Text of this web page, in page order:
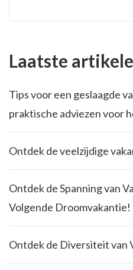
Laatste
Tips voor een geslaagde
praktische adviezen voor
Ontdek de veelzijdige
Ontdek de Spanning van
Volgende Droomvakantie!
Ontdek de Diversiteit van